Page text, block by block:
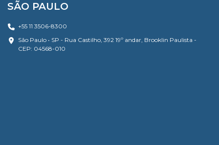
SÃO PAULO
+55 11 3506-8300
São Paulo • SP - Rua Castilho, 392 19º andar, Brooklin Paulista -
CEP: 04568-010